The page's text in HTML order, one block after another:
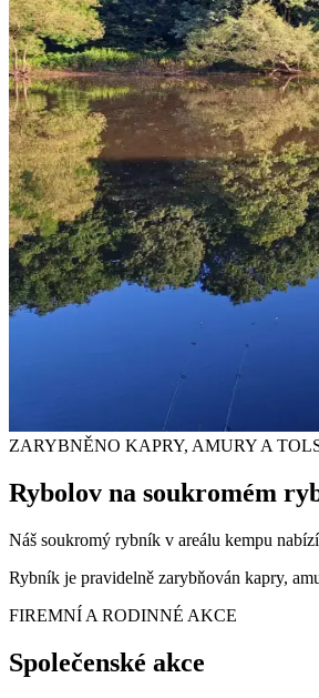
ZARYBNĚNO KAPRY, AMURY A
Rybolov na soukromém
Náš soukromý rybník v areálu kempu
Rybník je pravidelně zarybňován kapry,
FIREMNÍ A RODINNÉ AKCE
Společenské akce